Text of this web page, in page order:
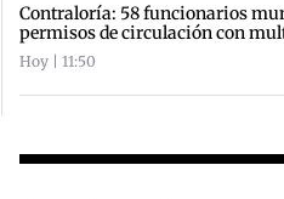
Contraloría: 58 funcionarios
permisos de circulación con
Hoy | 11:50